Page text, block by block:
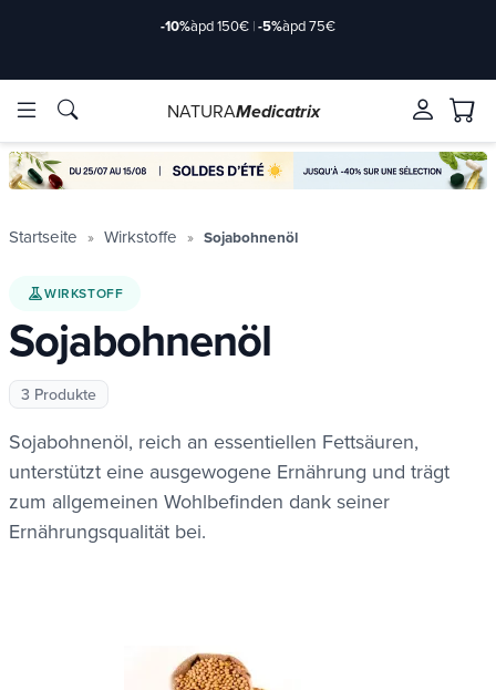
Marken
2-
-10%àpd 150€ |-5%àpd 75€
Marken
2-
NATURAMedicatrix
Startseite Wirkstoffe Sojabohnenöl
WIRKSTOFF
Sojabohnenöl
3 Produkte
Sojabohnenöl, reich an essentiellen Fettsäuren,
unterstützt eine ausgewogene Ernährung und trägt
zum allgemeinen Wohlbefinden dank seiner
Ernährungsqualität bei.